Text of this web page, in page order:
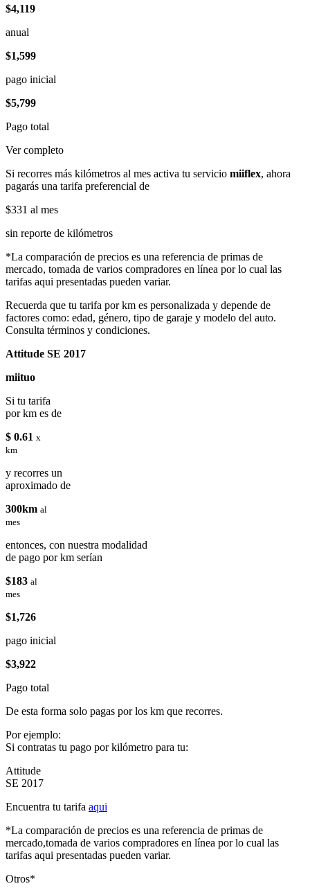
$4,119
anual
$1,599
pago inicial
$5,799
Pago total
Ver completo
Si recorres más kilómetros al mes activa tu servicio miiflex, ahora
pagarás una tarifa preferencial de
$331 al mes
sin reporte de kilómetros
*La comparación de precios es una referencia de primas de
mercado, tomada de varios compradores en línea por lo cual las
tarifas aqui presentadas pueden variar.
Recuerda que tu tarifa por km es personalizada y depende de
factores como: edad, género, tipo de garaje y modelo del auto.
Consulta términos y condiciones.
Attitude SE 2017
miituo
Si tu tarifa
por km es de
$ 0.61 x
km
y recorres un
aproximado de
300km al
mes
entonces, con nuestra modalidad
de pago por km serían
$183 al
mes
$1,726
pago inicial
$3,922
Pago total
De esta forma solo pagas por los km que recorres.
Por ejemplo:
Si contratas tu pago por kilómetro para tu:
Attitude
SE 2017
Encuentra tu tarifa aqui
*La comparación de precios es una referencia de primas de
mercado,tomada de varios compradores en línea por lo cual las
tarifas aqui presentadas pueden variar.
Otros*